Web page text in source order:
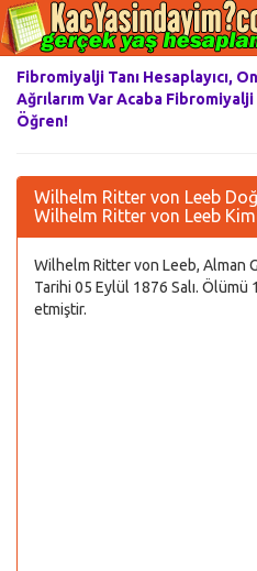
Fibromiyalji Tanı Hesaplayıcı,
Ağrılarım Var Acaba
Öğren!
Wilhelm Ritter von Leeb
Wilhelm Ritter von Leeb
Wilhelm Ritter von Leeb, Alman
Tarihi 05 Eylül 1876 Salı. Ölümü
etmiştir.